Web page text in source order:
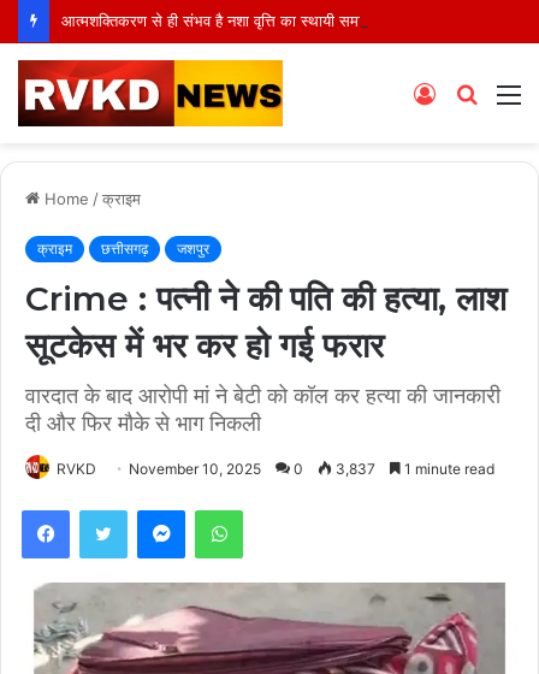
आत्मशक्तिकरण से ही संभव है नशा वृत्ति का स्थायी समाधान : बीके प्रियंका
Search
Log
Home /क्राइम
क्राइम छत्तीसगढ़ जशपुर
Crime : पत्नी ने की पति की हत्या, लाश
सूटकेस में भर कर हो गई फरार
वारदात के बाद आरोपी मां ने बेटी को कॉल कर हत्या की जानकारी
दी और फिर मौके से भाग निकली
RVKD November 10, 2025 0 3,837 1 minute read
FacebookTwitter MessengerWhatsApp